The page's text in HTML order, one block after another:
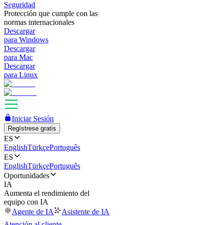
Seguridad
Protección que cumple con las
normas internacionales
Descargar
para Windows
Descargar
para Mac
Descargar
para Linux
Iniciar Sesión
Regístrese gratis
ES
EnglishTürkçePortuguês
ES
EnglishTürkçePortuguês
Oportunidades
IA
Aumenta el rendimiento del
equipo con IA
Agente de IA
Asistente de IA